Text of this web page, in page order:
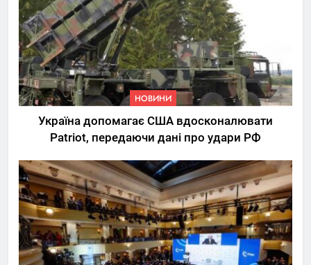
НОВИНИ
Україна допомагає США вдосконалювати
Patriot, передаючи дані про удари РФ